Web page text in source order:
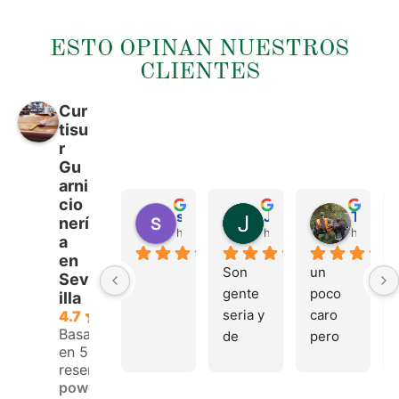
ESTO OPINAN NUESTROS
CLIENTES
Cur
tisu
r
Gu
arni
cio
nerí
a
en
Sev
illa
4.7
Basado
en 53
reseñas.
powered
hace 4 meses hace 4 meses
Son
gente
seria y
de
hace 4
un
poco
caro
pero